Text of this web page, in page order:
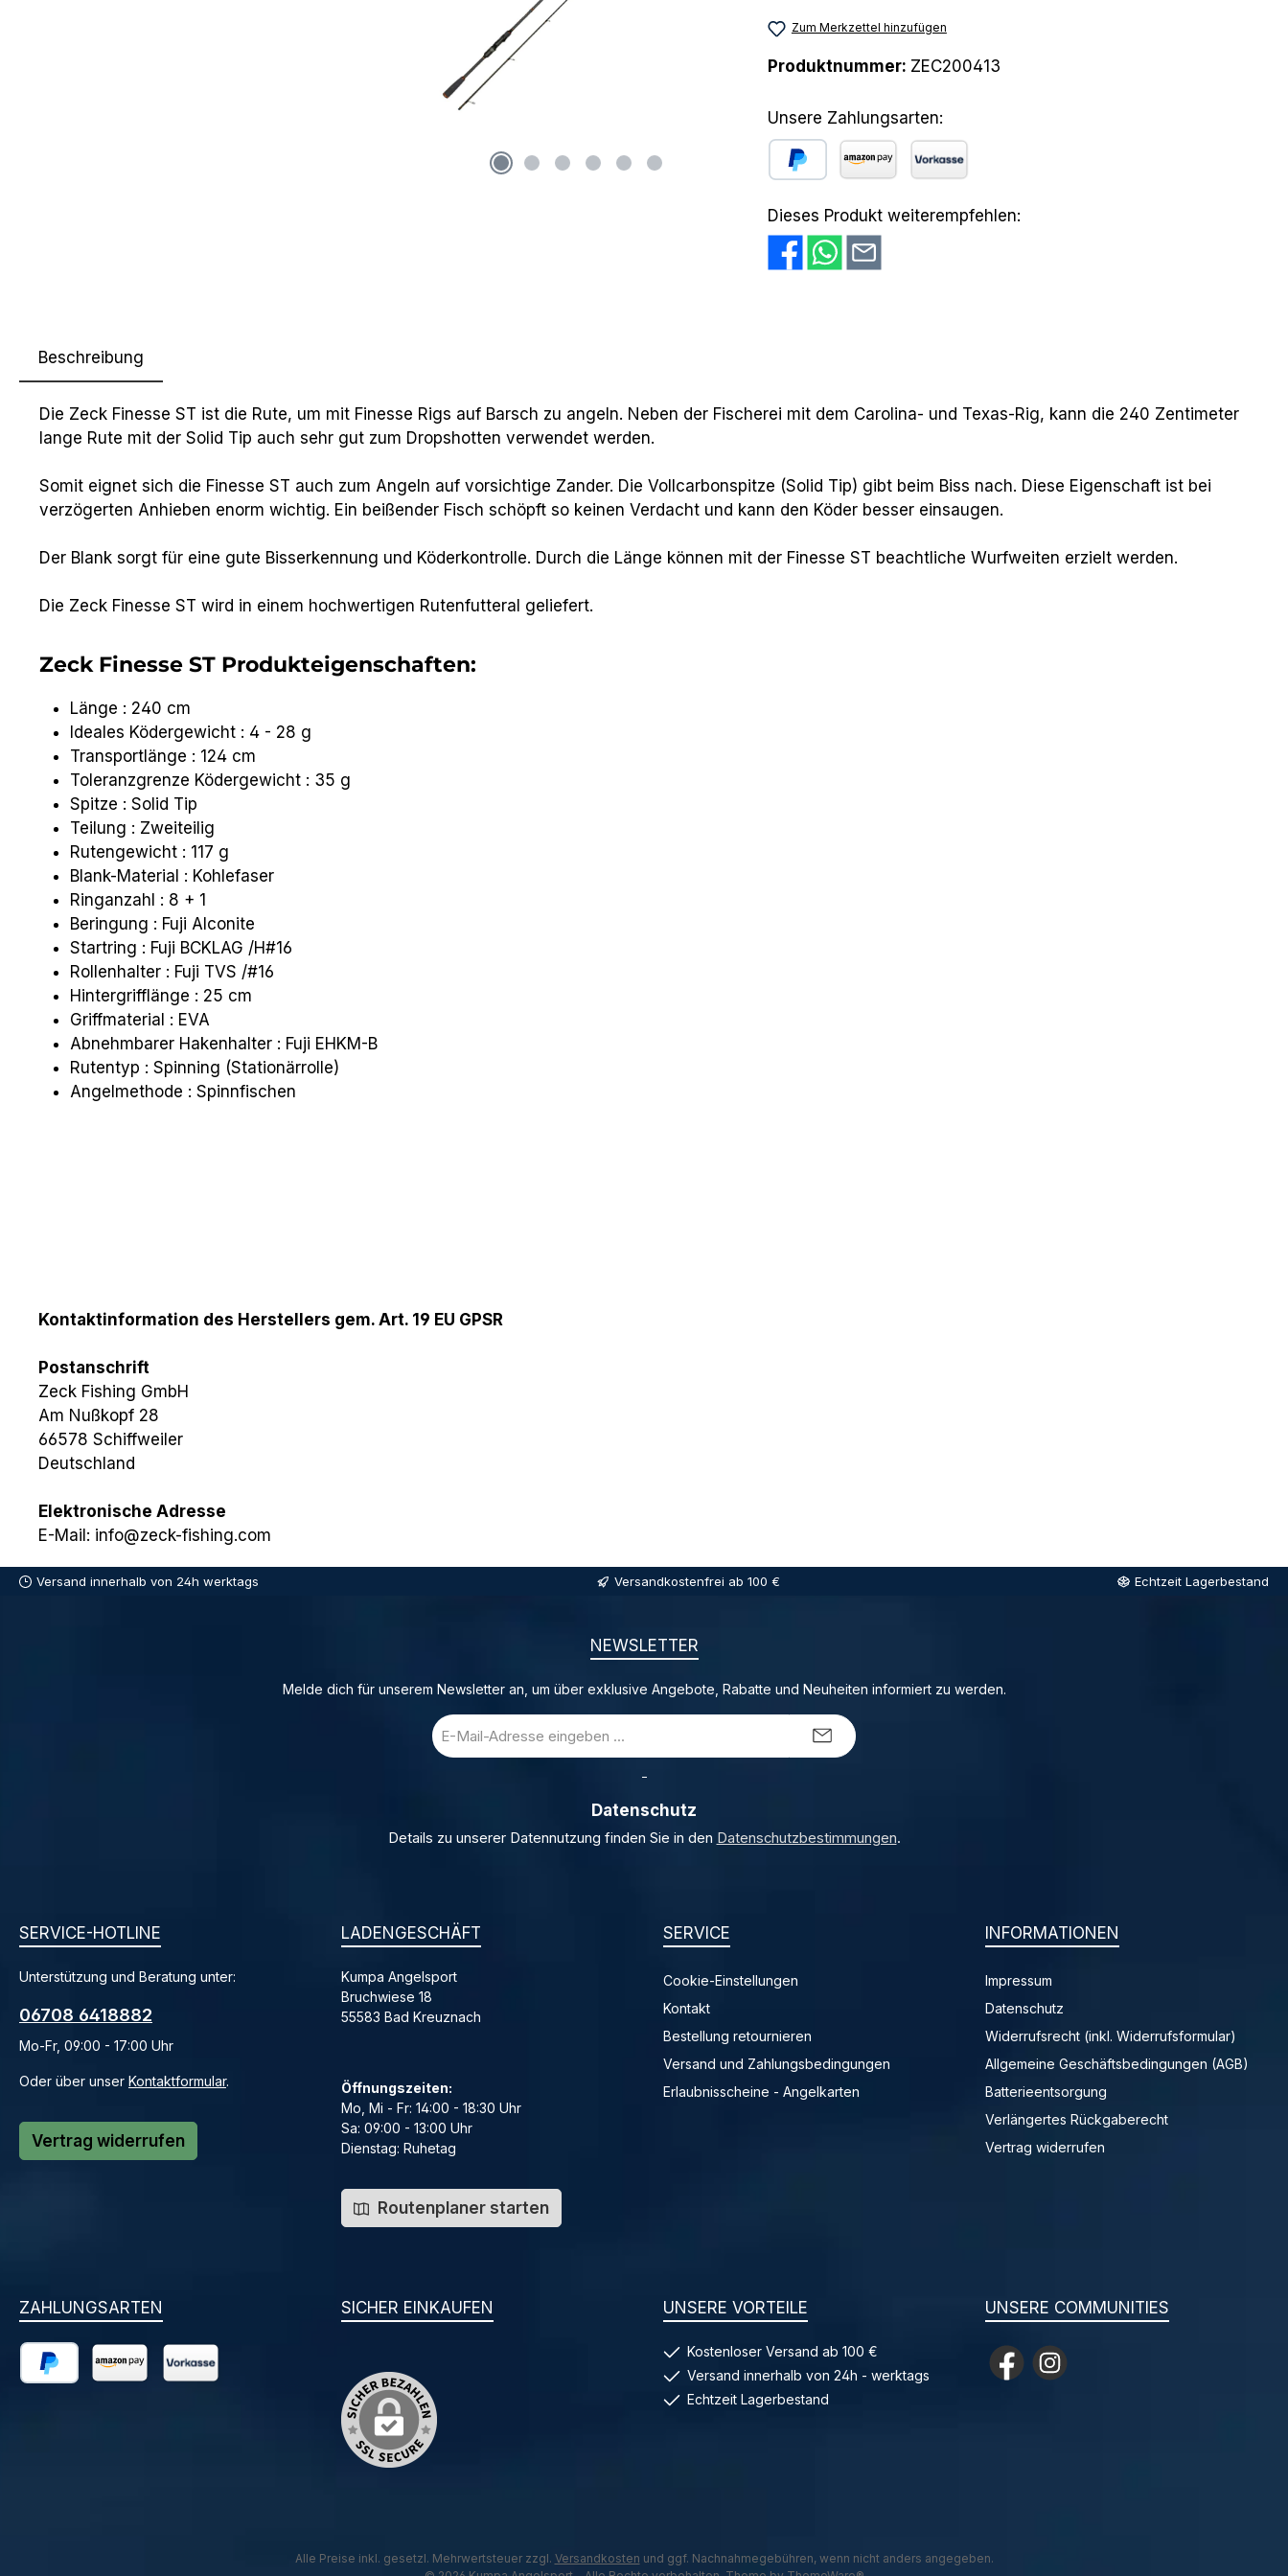
Zum Merkzettel hinzufügen
Produktnummer: ZEC200413
Unsere Zahlungsarten:
Dieses Produkt weiterempfehlen:
Beschreibung
Die Zeck Finesse ST ist die Rute, um mit Finesse Rigs auf Barsch zu angeln. Neben der Fischerei mit dem Carolina- und Texas-Rig, kann die 240 Zentimeter
lange Rute mit der Solid Tip auch sehr gut zum Dropshotten verwendet werden.
Somit eignet sich die Finesse ST auch zum Angeln auf vorsichtige Zander. Die Vollcarbonspitze (Solid Tip) gibt beim Biss nach. Diese Eigenschaft ist bei
verzögerten Anhieben enorm wichtig. Ein beißender Fisch schöpft so keinen Verdacht und kann den Köder besser einsaugen.
Der Blank sorgt für eine gute Bisserkennung und Köderkontrolle. Durch die Länge können mit der Finesse ST beachtliche Wurfweiten erzielt werden.
Die Zeck Finesse ST wird in einem hochwertigen Rutenfutteral geliefert.
Zeck Finesse ST Produkteigenschaften:
Länge : 240 cm
Ideales Ködergewicht : 4 - 28 g
Transportlänge : 124 cm
Toleranzgrenze Ködergewicht : 35 g
Spitze : Solid Tip
Teilung : Zweiteilig
Rutengewicht : 117 g
Blank-Material : Kohlefaser
Ringanzahl : 8 + 1
Beringung : Fuji Alconite
Startring : Fuji BCKLAG /H#16
Rollenhalter : Fuji TVS /#16
Hintergrifflänge : 25 cm
Griffmaterial : EVA
Abnehmbarer Hakenhalter : Fuji EHKM-B
Rutentyp : Spinning (Stationärrolle)
Angelmethode : Spinnfischen
Kontaktinformation des Herstellers gem. Art. 19 EU GPSR
Postanschrift
Zeck Fishing GmbH
Am Nußkopf 28
66578 Schiffweiler
Deutschland
Elektronische Adresse
E-Mail: info@zeck-fishing.com
Versand innerhalb von 24h werktags Versandkostenfrei ab 100 € Echtzeit Lagerbestand
NEWSLETTER
Melde dich für unserem Newsletter an, um über exklusive Angebote, Rabatte und Neuheiten informiert zu werden.
E-
Mail-
Datenschutz
Details zu unserer Datennutzung finden Sie in den Datenschutzbestimmungen.
SERVICE-HOTLINE
Unterstützung und Beratung unter:
06708 6418882
Mo-Fr, 09:00 - 17:00 Uhr
Oder über unser Kontaktformular.
Vertrag widerrufen
LADENGESCHÄFT
Kumpa Angelsport
Bruchwiese 18
55583 Bad Kreuznach
Öffnungszeiten:
Mo, Mi - Fr: 14:00 - 18:30 Uhr
Sa: 09:00 - 13:00 Uhr
Dienstag: Ruhetag
Routenplaner starten
SERVICE
Cookie-Einstellungen
Kontakt
Bestellung retournieren
Versand und Zahlungsbedingungen
Erlaubnisscheine - Angelkarten
INFORMATIONEN
Impressum
Datenschutz
Widerrufsrecht (inkl. Widerrufsformular)
Allgemeine Geschäftsbedingungen (AGB)
Batterieentsorgung
Verlängertes Rückgaberecht
Vertrag widerrufen
ZAHLUNGSARTEN SICHER EINKAUFEN UNSERE VORTEILE
Kostenloser Versand ab 100 €
Versand innerhalb von 24h - werktags
Echtzeit Lagerbestand
UNSERE COMMUNITIES
FacebookInstagram
Alle Preise inkl. gesetzl. Mehrwertsteuer zzgl. Versandkosten und ggf. Nachnahmegebühren, wenn nicht anders angegeben.